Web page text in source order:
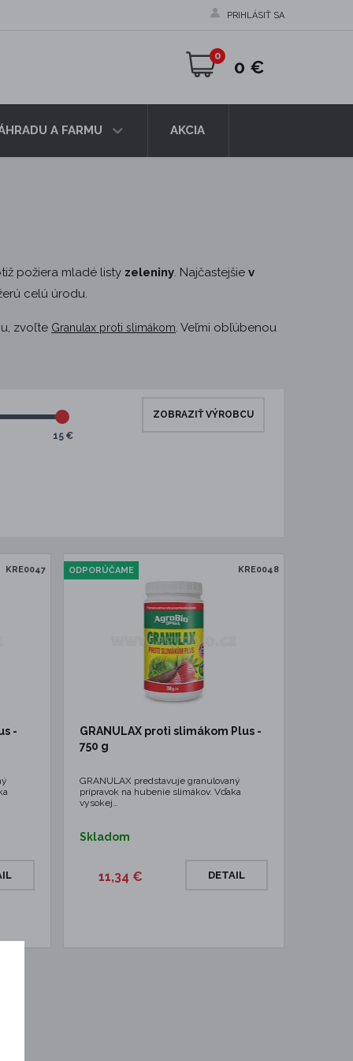
PRIHLÁSIŤ SA
0 €
0
A FARMU AKCIA
požiera mladé listy zeleniny. Najčastejšie v
celú úrodu.
zvoľte Granulax proti slimákom. Veľmi obľúbenou
15 €
ZOBRAZIŤ VÝROBCU
KRE0047
-
KRE0048
ODPORÚČAME
GRANULAX proti slimákom Plus -
750 g
GRANULAX predstavuje granulovaný
prípravok na hubenie slimákov. Vďaka
vysokej…
Skladom
11,34 € DETAIL